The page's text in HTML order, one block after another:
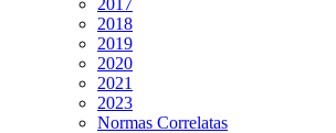
2018
2019
2020
2021
2023
Normas Correlatas